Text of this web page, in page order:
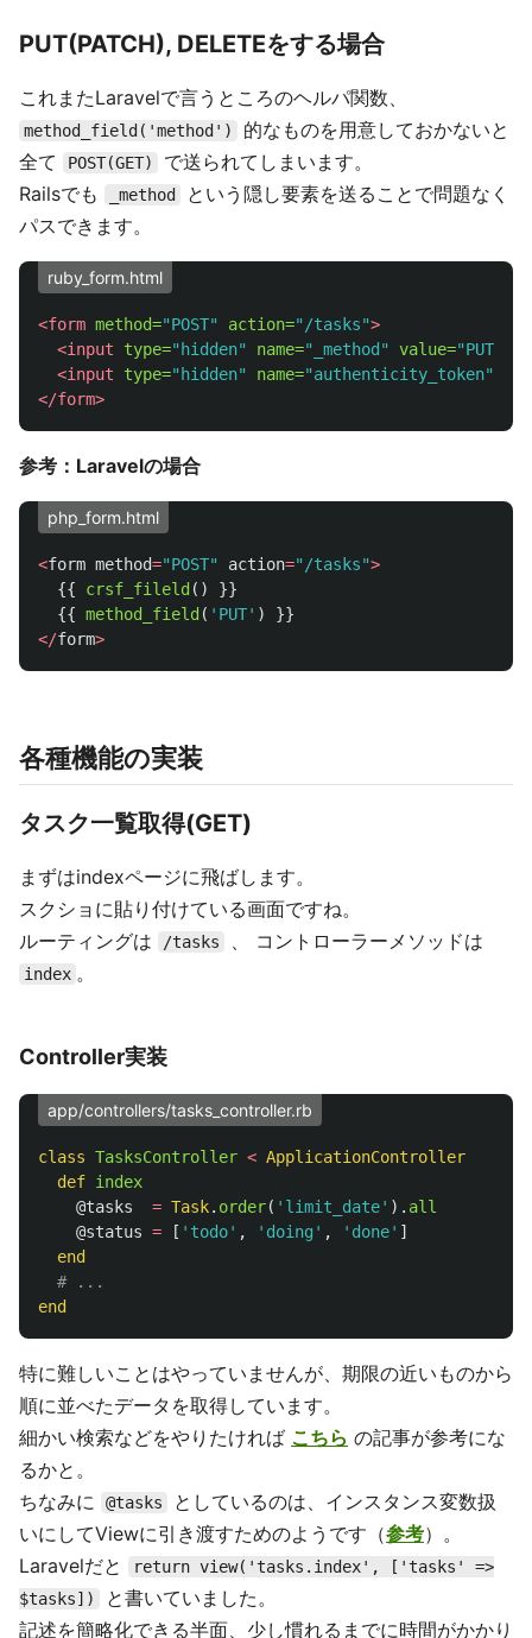
PUT(PATCH), DELETEをする場合
これまたLaravelで言うところのヘルパ関数、
method_field('method')
的なものを用意しておかないと
全て
POST(GET)
で送られてしまいます。
Railsでも
_method
という隠し要素を送ることで問題なく
パスできます。
ruby_form.html
<form method="POST" action="/tasks">
<input
type="hidden" name="_method" value="PUT"
<input
type="hidden" name="authenticity_token"
</form>
参考：Laravelの場合
php_form.html
<form method="POST" action="/tasks">
{{
crsf_fileld ()
}}
{{ method_field ( 'PUT' )
}}
</form>
各種機能の実装
タスク一覧取得(GET)
まずはindexページに飛ばします。
スクショに貼り付けている画面ですね。
ルーティングは
/tasks 、 コントローラーメソッドは
index 。
Controller実装
app/controllers/tasks_controller.rb
class TasksController < ApplicationController
def index
@tasks
= Task. order( 'limit_date' ). all
@status = [ 'todo' , 'doing' , 'done' ]
end
# ...
end
特に難しいことはやっていませんが、期限の近いものから
順に並べたデータを取得しています。
細かい検索などをやりたければ こちら の記事が参考にな
るかと。
ちなみに
@tasks
としているのは、インスタンス変数扱
いにしてViewに引き渡すためのようです（参考）。
Laravelだと
return view('tasks.index', ['tasks' =>
$tasks])
と書いていました。
記述を簡略化できる半面、少し慣れるまでに時間がかかり